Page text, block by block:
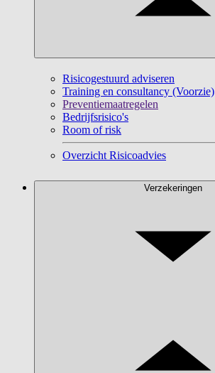
Risicogestuurd adviseren
Training en consultancy (Voorzie)
Preventiemaatregelen
Bedrijfsrisico's
Room of risk
Overzicht Risicoadvies
Verzekeringen